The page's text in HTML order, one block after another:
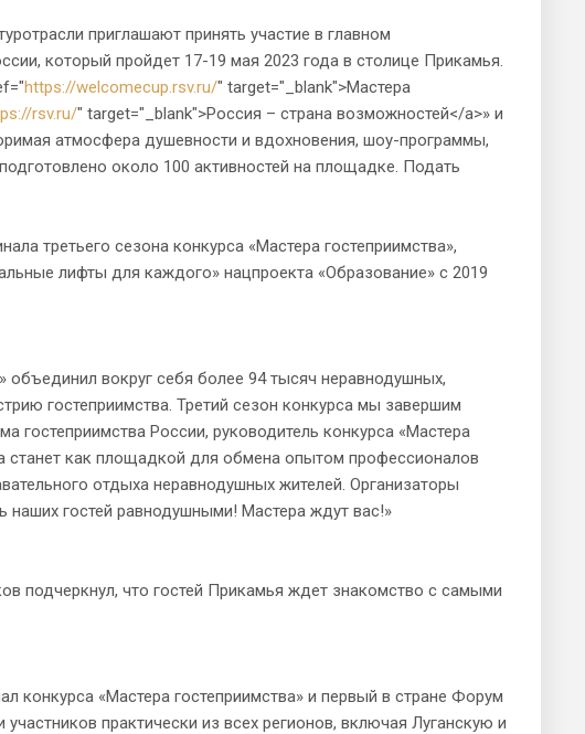
приглашают принять участие в главном
который пройдет 17-19 мая 2023 года в столице Прикамья.
https://welcomecup.rsv.ru/" target="_blank">Мастера
rsv.ru/" target="_blank">Россия – страна возможностей</a>» и
атмосфера душевности и вдохновения, шоу-программы,
около 100 активностей на площадке. Подать
третьего сезона конкурса «Мастера гостеприимства»,
лифты для каждого» нацпроекта «Образование» с 2019
объединил вокруг себя более 94 тысяч неравнодушных,
гостеприимства. Третий сезон конкурса мы завершим
России, руководитель конкурса «Мастера
станет как площадкой для обмена опытом профессионалов
отдыха неравнодушных жителей. Организаторы
гостей равнодушными! Мастера ждут вас!»
подчеркнул, что гостей Прикамья ждет знакомство с самыми
«Мастера гостеприимства» и первый в стране Форум
практически из всех регионов, включая Луганскую и